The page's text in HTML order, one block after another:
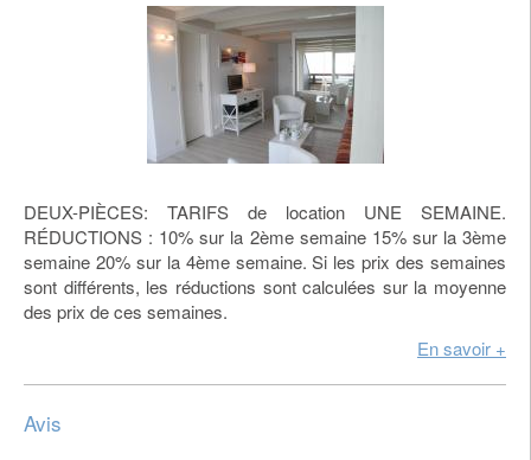
DEUX-PIÈCES: TARIFS de location UNE SEMAINE.
RÉDUCTIONS : 10% sur la 2ème semaine 15% sur la 3ème
semaine 20% sur la 4ème semaine. Si les prix des semaines
sont différents, les réductions sont calculées sur la moyenne
des prix de ces semaines.
En savoir +
Avis